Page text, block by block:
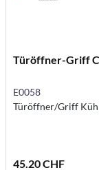
Türöffner-Griff
E0058
Türöffner/Griff
45.20 CHF